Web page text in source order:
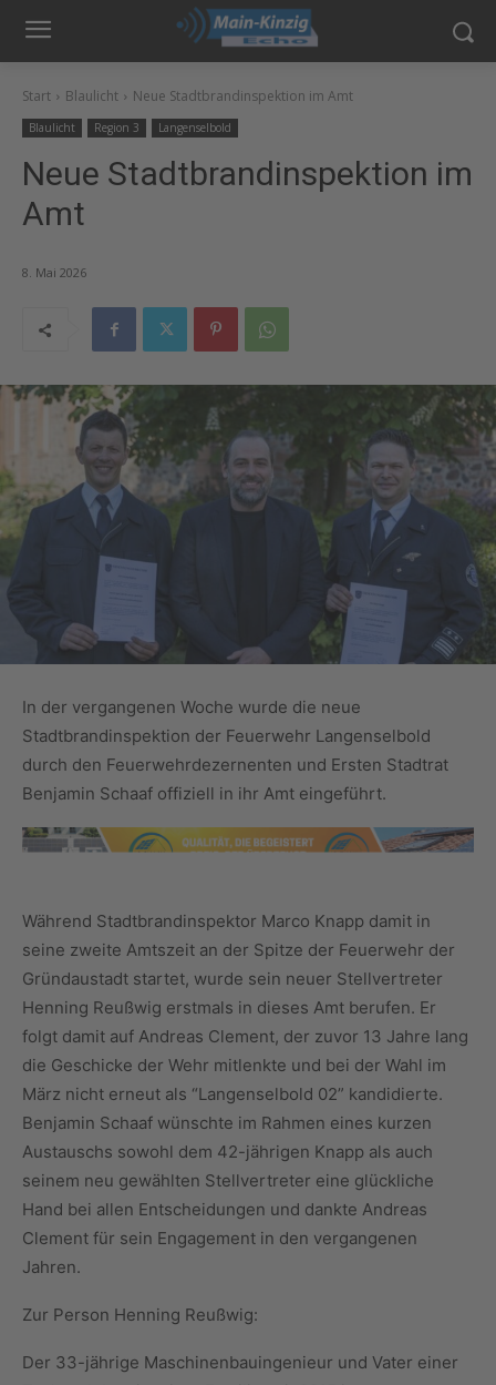
Start Blaulicht Neue Stadtbrandinspektion im Amt
Blaulicht Region 3 Langenselbold
Neue Stadtbrandinspektion im
Amt
8. Mai 2026
In der vergangenen Woche wurde die neue
Stadtbrandinspektion der Feuerwehr Langenselbold
durch den Feuerwehrdezernenten und Ersten Stadtrat
Benjamin Schaaf offiziell in ihr Amt eingeführt.
Während Stadtbrandinspektor Marco Knapp damit in
seine zweite Amtszeit an der Spitze der Feuerwehr der
Gründaustadt startet, wurde sein neuer Stellvertreter
Henning Reußwig erstmals in dieses Amt berufen. Er
folgt damit auf Andreas Clement, der zuvor 13 Jahre lang
die Geschicke der Wehr mitlenkte und bei der Wahl im
März nicht erneut als “Langenselbold 02” kandidierte.
Benjamin Schaaf wünschte im Rahmen eines kurzen
Austauschs sowohl dem 42-jährigen Knapp als auch
seinem neu gewählten Stellvertreter eine glückliche
Hand bei allen Entscheidungen und dankte Andreas
Clement für sein Engagement in den vergangenen
Jahren.
Zur Person Henning Reußwig:
Der 33-jährige Maschinenbauingenieur und Vater einer